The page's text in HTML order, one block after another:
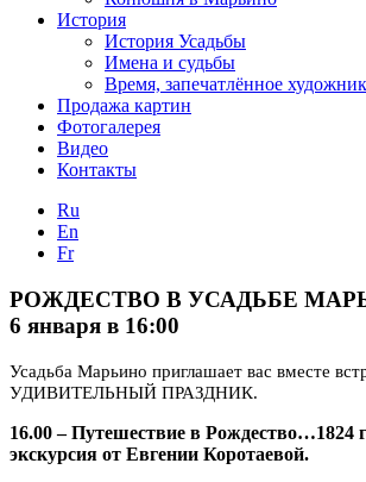
История
История Усадьбы
Имена и судьбы
Время, запечатлённое
Продажа картин
Фотогалерея
Видео
Контакты
Ru
En
Fr
РОЖДЕСТВО В УСАДЬБЕ
6 января в 16:00
Усадьба Марьино приглашает вас вместе
УДИВИТЕЛЬНЫЙ ПРАЗДНИК.
16.00 – Путешествие в Рождество…1824
экскурсия от Евгении Коротаевой.